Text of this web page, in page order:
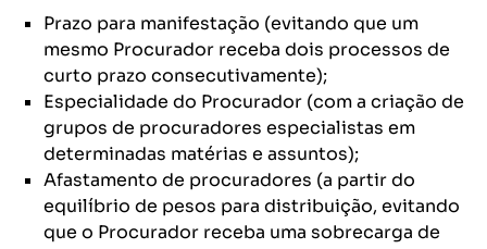
Prazo para manifestação (evitando que um
mesmo Procurador receba dois processos de
curto prazo consecutivamente);
Especialidade do Procurador (com a criação de
grupos de procuradores especialistas em
determinadas matérias e assuntos);
Afastamento de procuradores (a partir do
equilíbrio de pesos para distribuição, evitando
que o Procurador receba uma sobrecarga de